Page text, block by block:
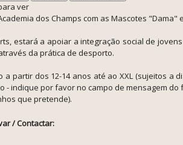
ver
dos Champs com as Mascotes "Dama"
estará a apoiar a integração social de
da prática de desporto.
a partir dos 12-14 anos até ao XXL (sujeitos a
- indique por favor no campo de mensagem
que pretende).
/ Contactar: